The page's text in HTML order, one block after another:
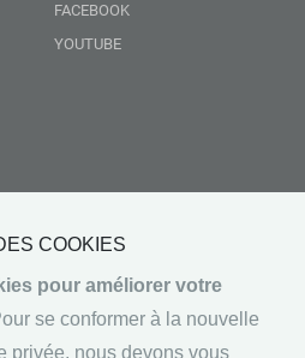
COOKIES
pour améliorer votre
se conformer à la nouvelle
privée, nous devons vous
FACEBOOK
YOUTUBE